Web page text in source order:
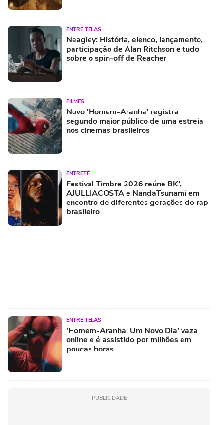
ENTRE TELAS
Neagley: História, elenco, lançamento,
participação de Alan Ritchson e tudo
sobre o spin-off de Reacher
FILMES
Novo 'Homem-Aranha' registra
segundo maior público de uma estreia
nos cinemas brasileiros
ENTRETÊ
Festival Timbre 2026 reúne BK’,
AJULLIACOSTA e NandaTsunami em
encontro de diferentes gerações do rap
brasileiro
ENTRE TELAS
'Homem-Aranha: Um Novo Dia' vaza
online e é assistido por milhões em
poucas horas
PUBLICIDADE